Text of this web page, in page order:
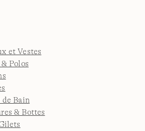
et Vestes
Polos
Bain
& Bottes